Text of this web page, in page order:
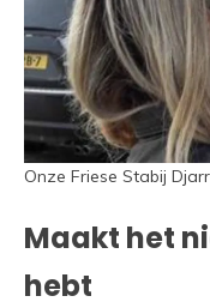
Onze Friese Stabij
Maakt het
hebt